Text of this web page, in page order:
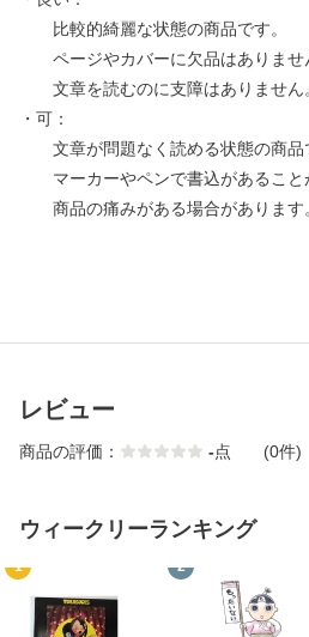
比較的綺麗な状態の商品です。
ページやカバーに欠品はありませ
文章を読むのに支障はありません
・可：
文章が問題なく読める状態の商品
マーカーやペンで書込があること
商品の痛みがある場合があります
レビュー
商品の評価： -点 (0件)
ウィークリーランキング
1 2